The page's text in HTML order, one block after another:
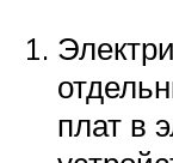
плат в